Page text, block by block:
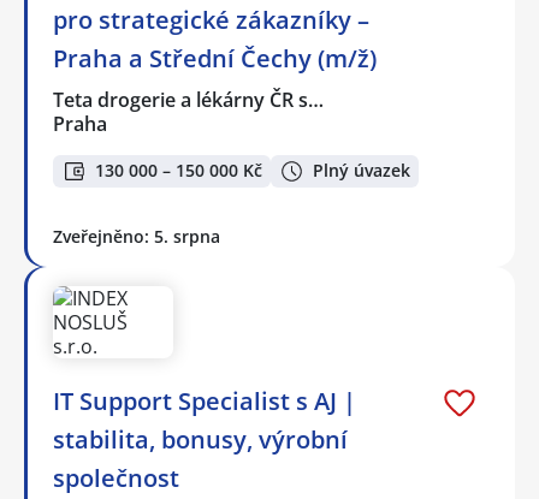
pro strategické zákazníky –
Praha a Střední Čechy (m/ž)
Teta drogerie a lékárny ČR s…
Praha
130 000 – 150 000 Kč Plný úvazek
Zveřejněno: 5. srpna
IT Support Specialist s AJ |
stabilita, bonusy, výrobní
společnost